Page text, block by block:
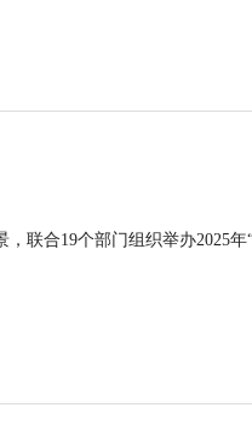
联合19个部门组织举办2025年